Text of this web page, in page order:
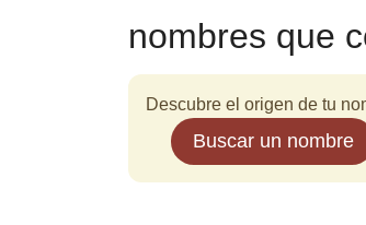
nombres que
Descubre el origen de tu
Buscar un nombre